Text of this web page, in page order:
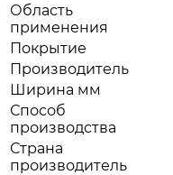
Область
применения
Покрытие
Производитель
Ширина мм
Способ
производства
Страна
производитель